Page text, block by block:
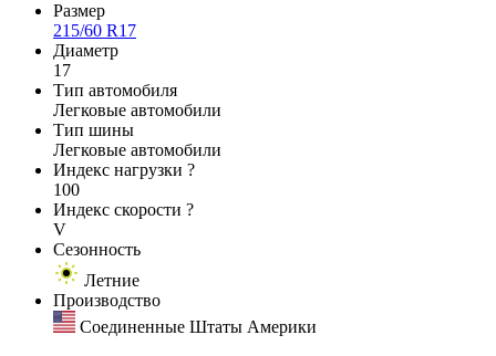
Размер
215/60 R17
Диаметр
17
Тип автомобиля
Легковые автомобили
Тип шины
Легковые автомобили
Индекс нагрузки ?
100
Индекс скорости ?
V
Сезонность
Летние
Производство
Соединенные Штаты Америки